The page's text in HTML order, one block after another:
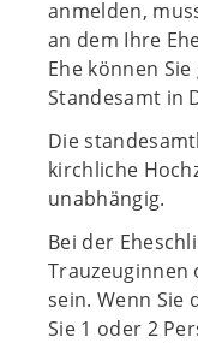
anmelden,
an dem Ihre
Ehe können
Standesamt in
Die
kirchliche
unabhängig.
Bei der
Trauzeuginnen
sein. Wenn Sie
Sie 1 oder 2